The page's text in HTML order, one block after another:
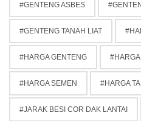
GENTENG ASBES
GENTENG TANAH LIAT
HARGA GENTENG
HARGA SEMEN HARGA
JARAK BESI COR DAK LANTAI